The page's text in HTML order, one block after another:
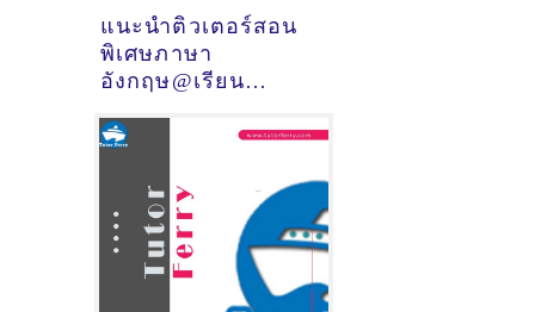
แนะนำติวเตอร์สอน
พิเศษภาษา
อังกฤษ@เรียน
เชียงใหม่)